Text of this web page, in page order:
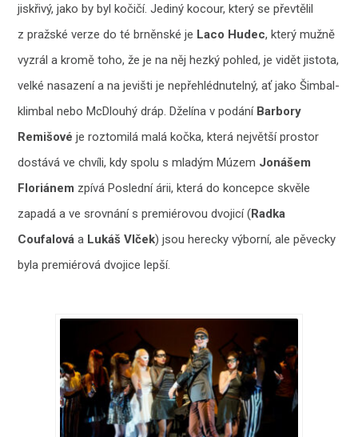
jiskřivý, jako by byl kočičí. Jediný kocour, který se převtělil
z pražské verze do té brněnské je Laco Hudec, který mužně
vyzrál a kromě toho, že je na něj hezký pohled, je vidět jistota,
velké nasazení a na jevišti je nepřehlédnutelný, ať jako Šimbal-
klimbal nebo McDlouhý dráp. Dželína v podání Barbory
Remišové je roztomilá malá kočka, která největší prostor
dostává ve chvíli, kdy spolu s mladým Múzem Jonášem
Floriánem zpívá Poslední árii, která do koncepce skvěle
zapadá a ve srovnání s premiérovou dvojicí (Radka
Coufalová a Lukáš Vlček) jsou herecky výborní, ale pěvecky
byla premiérová dvojice lepší.